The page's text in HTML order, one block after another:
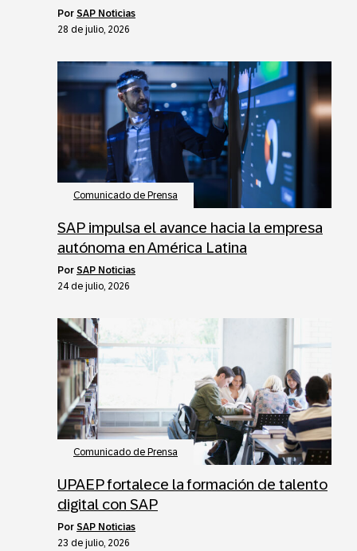
por SAP Noticias
28 de julio, 2026
Comunicado de Prensa
SAP impulsa el avance hacia la empresa
autónoma en América Latina
por SAP Noticias
24 de julio, 2026
Comunicado de Prensa
UPAEP fortalece la formación de talento
digital con SAP
por SAP Noticias
23 de julio, 2026